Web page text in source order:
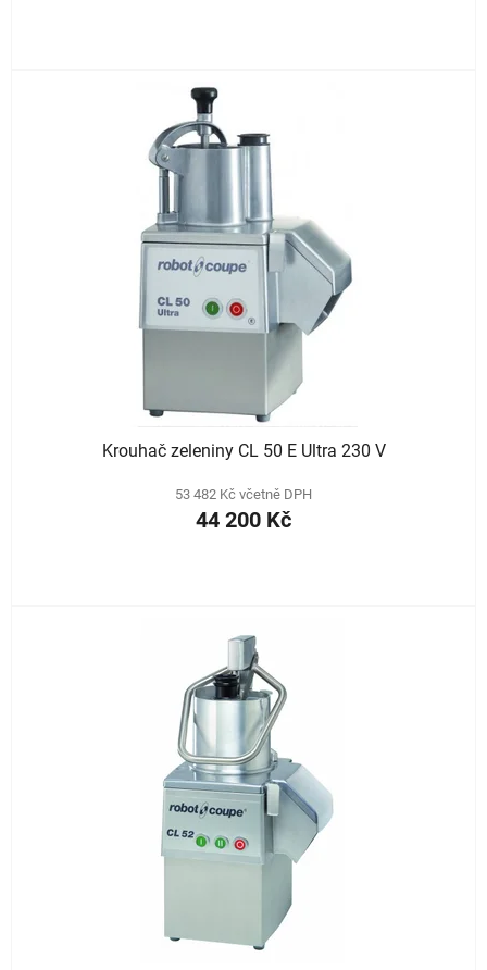
Krouhač zeleniny CL 50 E Ultra 230 V
53 482 Kč včetně DPH
44 200 Kč